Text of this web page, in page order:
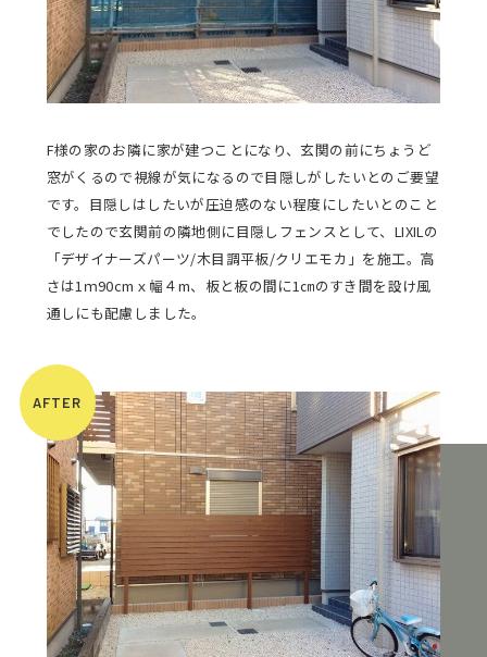
F様の家のお隣に家が建つことになり、玄関の前にちょうど
窓がくるので視線が気になるので目隠しがしたいとのご要望
です。目隠しはしたいが圧迫感のない程度にしたいとのこと
でしたので玄関前の隣地側に目隠しフェンスとして、LIXILの
「デザイナーズパーツ/木目調平板/クリエモカ」を施工。高
さは1ｍ90cmｘ幅４m、板と板の間に1㎝のすき間を設け風
通しにも配慮しました。